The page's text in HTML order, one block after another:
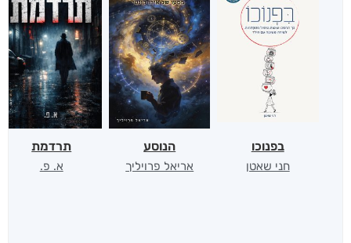
בפנוכו
חני שאטן
הנוסע
אריאל פרויליך
תרדמת
א. פ.